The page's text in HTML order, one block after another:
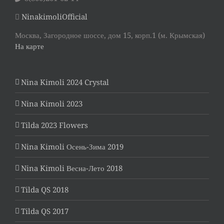
NinakimoliOfficial
Москва, Загородное шоссе, дом 15, корп.1 (м. Крымская)
На карте
Nina Kimoli 2024 Crystal
Nina Kimoli 2023
Tilda 2023 Flowers
Nina Kimoli Осень-Зима 2019
Nina Kimoli Весна-Лето 2018
Tilda QS 2018
Tilda QS 2017